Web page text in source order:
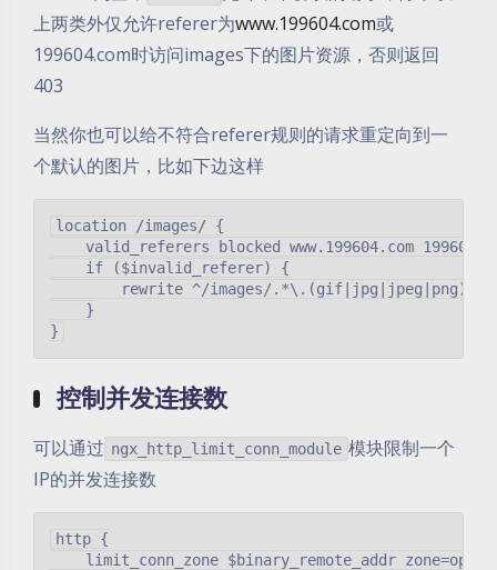
上两类外仅允许referer为www.199604.com或
199604.com时访问images下的图片资源，否则返回
403
当然你也可以给不符合referer规则的请求重定向到一
个默认的图片，比如下边这样
location /images/ {
valid_referers blocked www.199604.com
    if ($invalid_referer) {
rewrite ^/images/.*\.(gif|jpg|jpeg|png)$
    }
控制并发连接数
可以通过 ngx_http_limit_conn_module 模块限制一个
IP的并发连接数
http {
limit_conn_zone $binary_remote_addr